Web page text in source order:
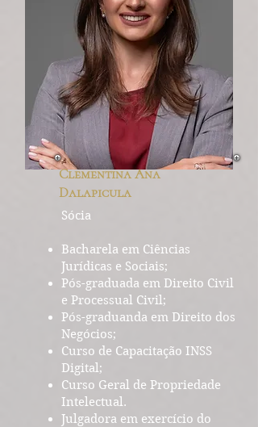
Clementina Ana
Dalapicula
Sócia
Bacharela em Ciências
Jurídicas e Sociais;
Pós-graduada em Direito Civil
e Processual Civil;
Pós-graduanda em Direito dos
Negócios;
Curso de Capacitação INSS
Digital;
Curso Geral de Propriedade
Intelectual.
Julgadora em exercício do